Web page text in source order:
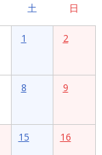
土 日
1 2
8 9
15
16